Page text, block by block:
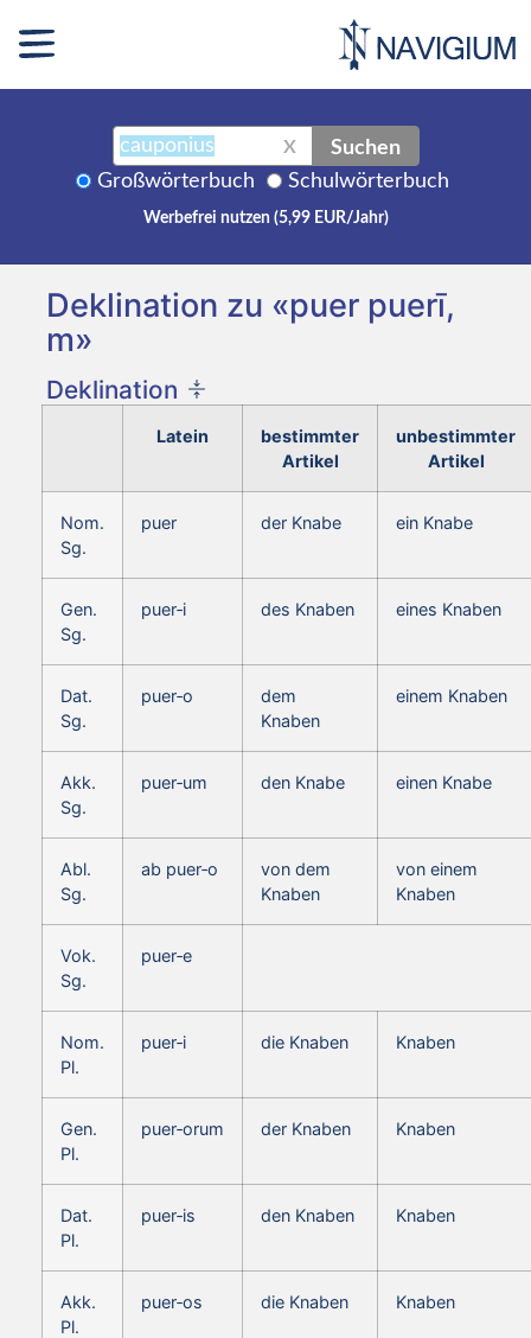
X Suchen
Großwörterbuch Schulwörterbuch
Werbefrei nutzen (5,99 EUR/Jahr)
Deklination zu «puer puerī,
m»
Deklination
Latein
bestimmter
Artikel
unbestimmter
Artikel
Nom.
Sg.
puer der Knabe ein Knabe
Gen.
Sg.
puer‑i des Knaben eines Knaben
Dat.
Sg.
puer‑o
dem
Knaben
einem Knaben
Akk.
Sg.
puer‑um den Knabe einen Knabe
Abl.
Sg.
ab puer‑o
von dem
Knaben
von einem
Knaben
Vok.
Sg.
puer‑e
Nom.
Pl.
puer‑i die Knaben Knaben
Gen.
Pl.
puer‑orum der Knaben Knaben
Dat.
Pl.
puer‑is den Knaben Knaben
Akk.
Pl.
puer‑os die Knaben Knaben